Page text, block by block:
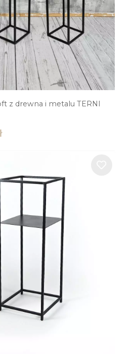
z drewna i metalu TERNI